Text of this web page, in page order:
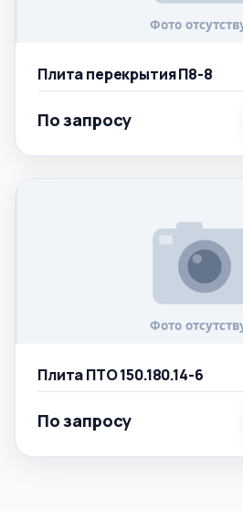
Плита перекрытия П8-8
По запросу
Плита ПТО 150.180.14-6
По запросу